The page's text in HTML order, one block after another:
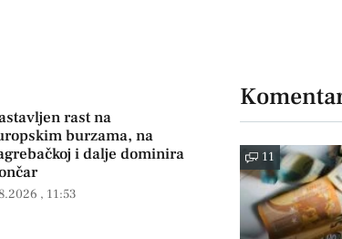
rast na
burzama, na
i dalje dominira
11:53
11